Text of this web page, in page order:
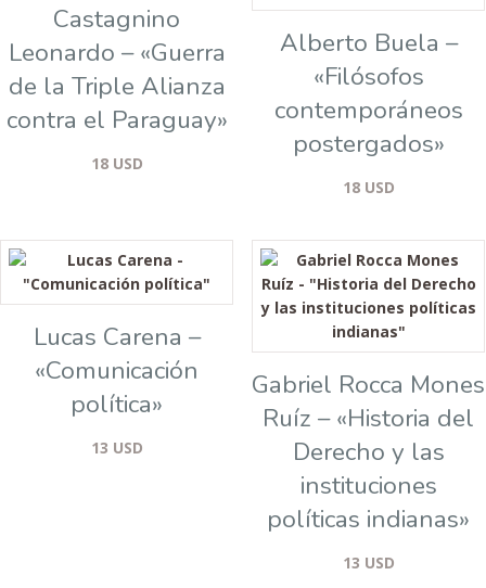
Castagnino
Leonardo – «Guerra
de la Triple Alianza
contra el Paraguay»
18 USD
Alberto Buela –
«Filósofos
contemporáneos
postergados»
18 USD
Lucas Carena –
«Comunicación
política»
13 USD
Gabriel Rocca Mones
Ruíz – «Historia del
Derecho y las
instituciones
políticas indianas»
13 USD